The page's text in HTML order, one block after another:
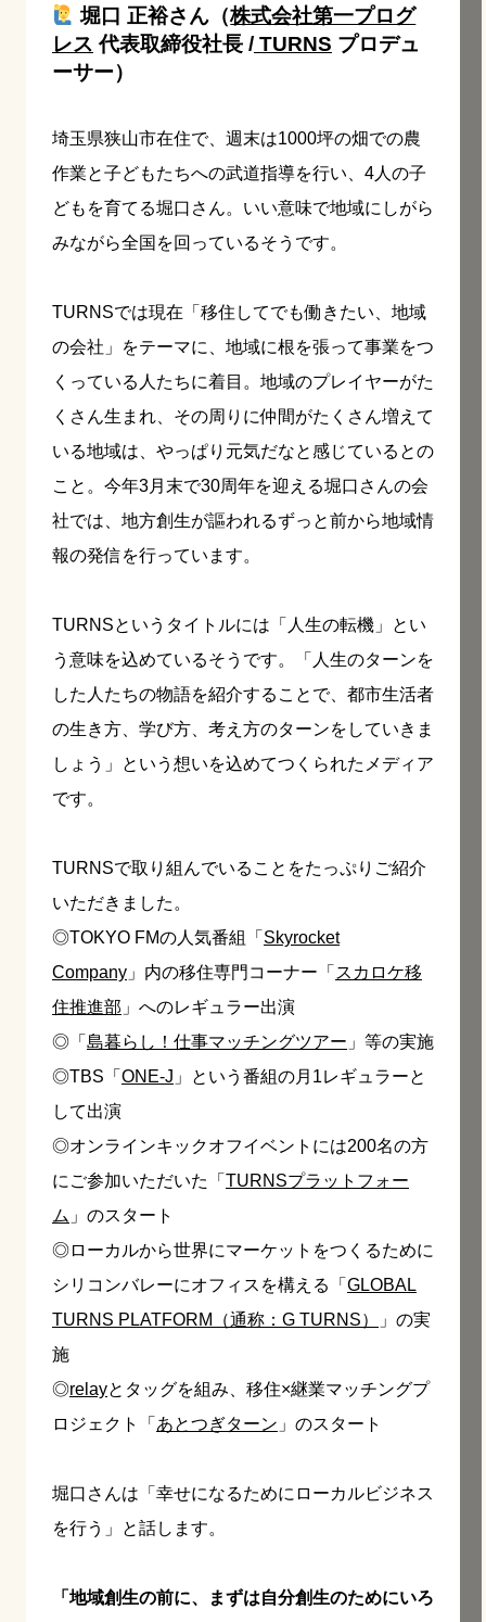
堀口 正裕さん（株式会社第一プログ
レス 代表取締役社長 / TURNS プロデュ
ーサー）
埼玉県狭山市在住で、週末は1000坪の畑での農
作業と子どもたちへの武道指導を行い、 4人の子
どもを育てる堀口さん。いい意味で地域にしがら
みながら全国を回っているそうです。
TURNSでは現在「移住してでも働きたい、地域
の会社」をテーマに、地域に根を張って事業をつ
くっている人たちに着目。地域のプレイヤーがた
くさん生まれ、その周りに仲間がたくさん増えて
いる地域は、やっぱり元気だなと感じているとの
こと。今年3月末で30周年を迎える堀口さんの会
社では、地方創生が謳われるずっと前から地域情
報の発信を行っています。
TURNSというタイトルには「人生の転機」とい
う意味を込めているそうです。「人生のターンを
した人たちの物語を紹介することで、都市生活者
の生き方、学び方、考え方のターンをしていきま
しょう」という想いを込めてつくられたメディア
です。
TURNSで取り組んでいることをたっぷりご紹介
いただきました。
◎TOKYO FMの人気番組「 Skyrocket
Company 」内の移住専門コーナー「 スカロケ移
住推進部 」へのレギュラー出演
◎「 島暮らし！仕事マッチングツアー 」等の実施
◎TBS 「 ONE-J 」という番組の月 1レギュラーと
して出演
◎オンラインキックオフイベントには200名の方
にご参加いただいた「 TURNSプラットフォー
ム 」のスタート
◎ローカルから世界にマーケットをつくるために
シリコンバレーにオフィスを構える「 GLOBAL
TURNS PLATFORM
（通称： G TURNS）
」の実
施
◎relayとタッグを組み、移住×継業マッチングプ
ロジェクト「 あとつぎターン 」のスタート
堀口さんは「幸せになるためにローカルビジネス
を行う」と話します。
「地域創生の前に、まずは自分創生のためにいろ